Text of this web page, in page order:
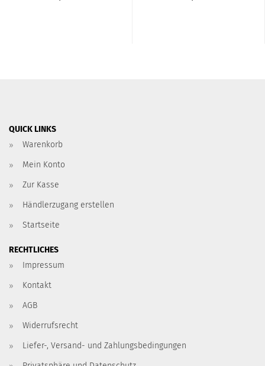
QUICK LINKS
Warenkorb
Mein Konto
Zur Kasse
Händlerzugang erstellen
Startseite
RECHTLICHES
Impressum
Kontakt
AGB
Widerrufsrecht
Liefer-, Versand- und Zahlungsbedingungen